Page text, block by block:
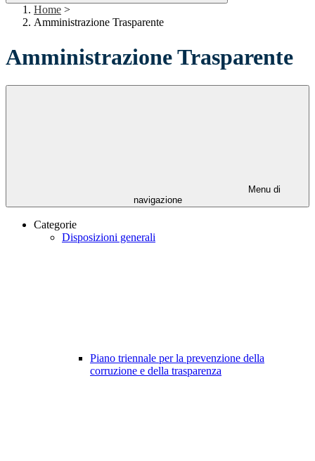
Home >
Amministrazione Trasparente
Amministrazione Trasparente
Menu di
navigazione
Categorie
Disposizioni generali
Piano triennale per la prevenzione della
corruzione e della trasparenza